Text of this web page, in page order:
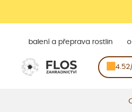
balení a přeprava rostlin